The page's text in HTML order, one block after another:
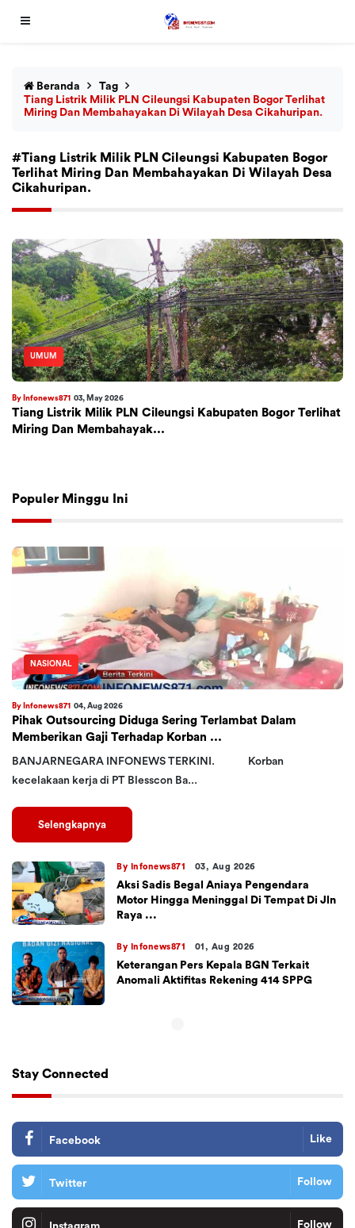
Beranda
Tag
Tiang Listrik Milik PLN Cileungsi Kabupaten Bogor Terlihat
Miring Dan Membahayakan Di Wilayah Desa Cikahuripan.
#Tiang Listrik Milik PLN Cileungsi Kabupaten Bogor
Terlihat Miring Dan Membahayakan Di Wilayah Desa
Cikahuripan.
UMUM
By Infonews871 03, May 2026
Tiang Listrik Milik PLN Cileungsi Kabupaten Bogor Terlihat
Miring Dan Membahayak...
Populer Minggu Ini
NASIONAL
By Infonews871 04, Aug 2026
Pihak Outsourcing Diduga Sering Terlambat Dalam
Memberikan Gaji Terhadap Korban ...
BANJARNEGARA INFONEWS TERKINI. Korban
kecelakaan kerja di PT Blesscon Ba...
Selengkapnya
By Infonews871 03, Aug 2026
Aksi Sadis Begal Aniaya Pengendara
Motor Hingga Meninggal Di Tempat Di Jln
Raya ...
By Infonews871 01, Aug 2026
Keterangan Pers Kepala BGN Terkait
Anomali Aktifitas Rekening 414 SPPG
Stay Connected
Facebook Like
Twitter Follow
Follow